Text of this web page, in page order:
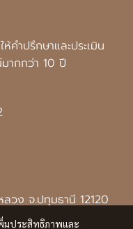
มประสิทธิภาพและ
ำปรึกษาและประเมิน
ากกว่า 10 ปี
วง จ.ปทุมธานี 12120